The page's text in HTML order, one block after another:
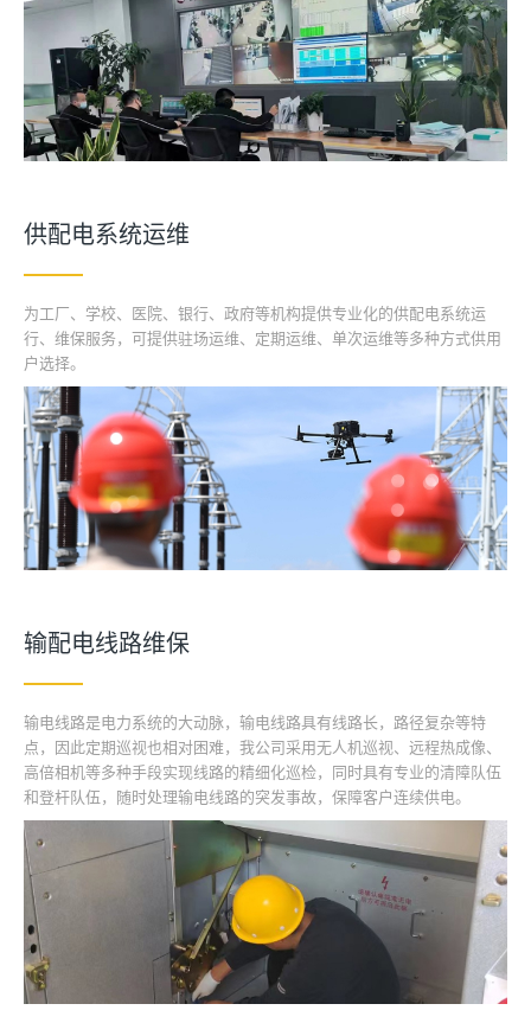
供配电系统运维
为工厂、学校、医院、银行、政府等机构提供专业化的供配电系统运
行、维保服务，可提供驻场运维、定期运维、单次运维等多种方式供用
户选择。
输配电线路维保
输电线路是电力系统的大动脉，输电线路具有线路长，路径复杂等特
点，因此定期巡视也相对困难，我公司采用无人机巡视、远程热成像、
高倍相机等多种手段实现线路的精细化巡检，同时具有专业的清障队伍
和登杆队伍，随时处理输电线路的突发事故，保障客户连续供电。